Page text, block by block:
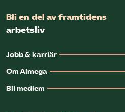
Press
In English
Bli en del av framtidens
arbetsliv
Jobb & karriär
Om Almega
Bli medlem